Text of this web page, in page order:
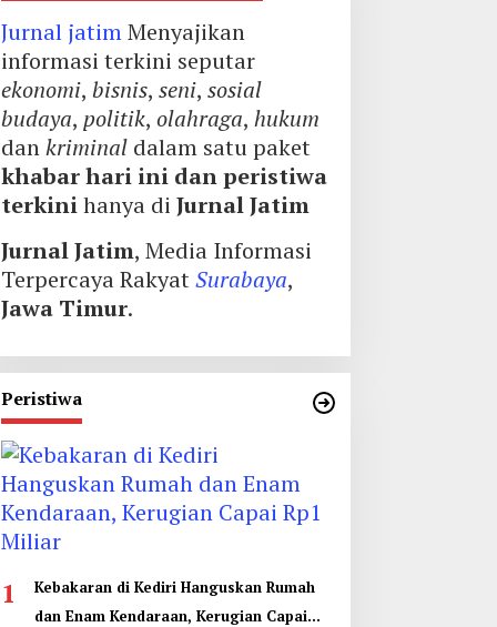
Jurnal jatimMenyajikan
informasi terkini seputar
ekonomi, bisnis, seni, sosial
budaya, politik, olahraga, hukum
dankriminaldalam satu paket
khabar hari ini dan peristiwa
terkinihanya di Jurnal Jatim
Jurnal Jatim, Media Informasi
Terpercaya RakyatSurabaya,
Jawa Timur.
Peristiwa
1
Kebakaran di Kediri Hanguskan Rumah
dan Enam Kendaraan, Kerugian Capai